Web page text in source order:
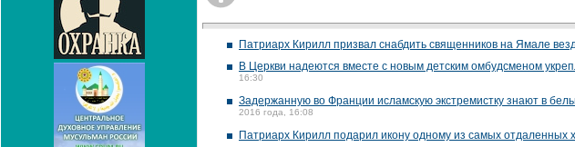
Патриарх Кирилл призвал снабдить священников на Ямале
В Церкви надеются вместе с новым детским омбудсменом
16:30
Задержанную во Франции исламскую экстремистку знают в
2016 года, 16:08
Патриарх Кирилл подарил икону одному из самых отдаленных